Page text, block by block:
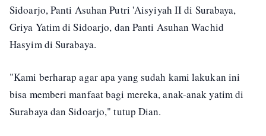
Sidoarjo, Panti Asuhan Putri 'Aisyiyah II di Surabaya,
Griya Yatim di Sidoarjo, dan Panti Asuhan Wachid
Hasyim di Surabaya.
"Kami berharap agar apa yang sudah kami lakukan ini
bisa memberi manfaat bagi mereka, anak-anak yatim di
Surabaya dan Sidoarjo," tutup Dian.